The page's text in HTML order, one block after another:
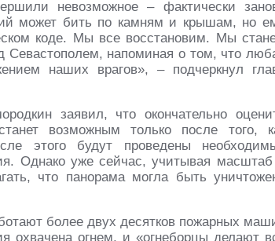
невозможное – фактически
может бить по камням и крышам, но
коде. Мы все восстановим. Мы
Севастополем, напоминая о том, что
наших врагов», – подчеркнул
заявил, что окончательно
возможным только после того,
этого будут проведены
Однако уже сейчас, учитывая
что панорама могла быть
более двух десятков пожарных
охвачена огнем, и «огнеборцы делают